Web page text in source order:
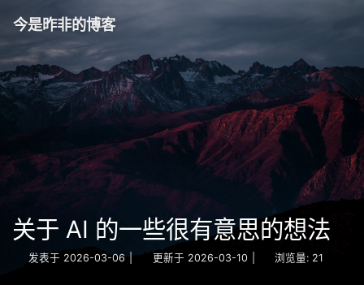
今是昨非的博客
关于 AI 的一些很有意思的想法
发表于 2026-03-06 | 更新于 2026-03-10 浏览量: 21